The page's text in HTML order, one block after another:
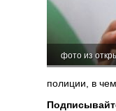
фото из
полиции, в